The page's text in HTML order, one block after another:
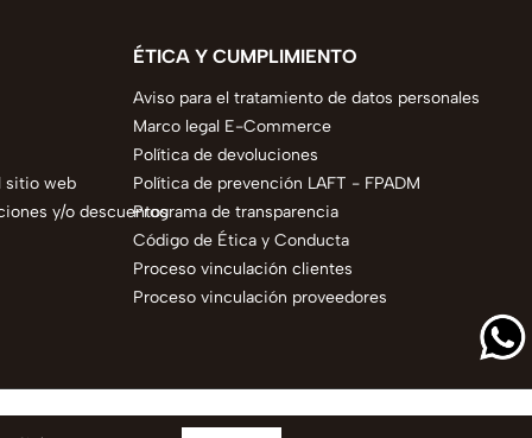
sitio web
y/o descuentos
ÉTICA Y CUMPLIMIENTO
Aviso para el tratamiento de datos personales
Marco legal E-Commerce
Política de devoluciones
Política de prevención LAFT - FPADM
Programa de transparencia
Código de Ética y Conducta
Proceso vinculación clientes
Proceso vinculación proveedores